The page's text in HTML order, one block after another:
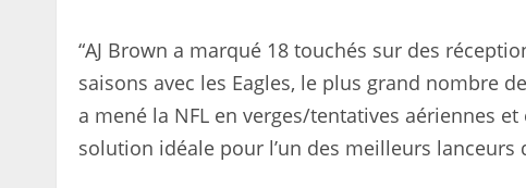
“AJ Brown a marqué 18 touchés sur des
saisons avec les Eagles, le plus grand nombre de
a mené la NFL en verges/tentatives aériennes
solution idéale pour l’un des meilleurs